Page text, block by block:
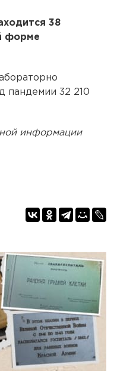
38
форме
пандемии 32 210
информации